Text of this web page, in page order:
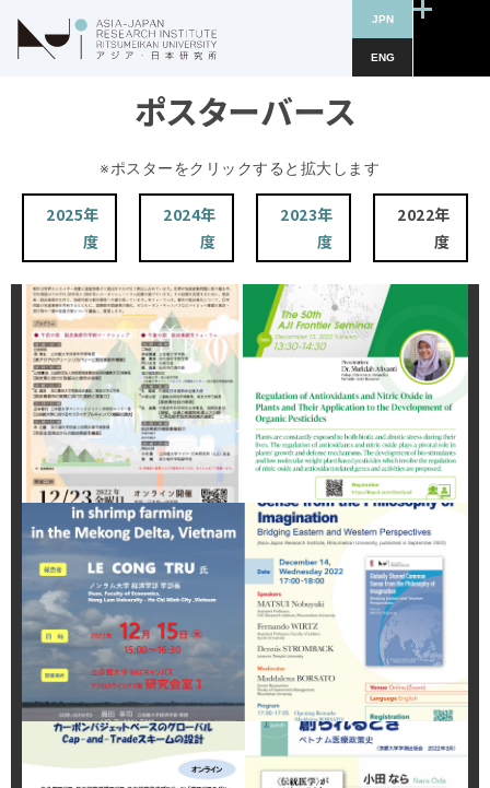
JPN
ENG
ポスターバース
※ポスターをクリックすると拡大します
2025年
度
2024年
度
2023年
度
2022年
度